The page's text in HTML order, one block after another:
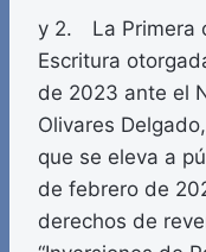
y 2. La Primera
Escritura
de 2023 ante el
Olivares
que se eleva a
de febrero de
derechos de